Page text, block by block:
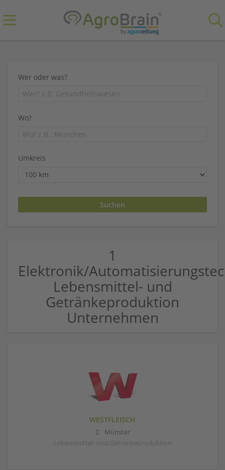
Wer oder was?
Wo?
Umkreis
1
Elektronik/
Lebensmittel- und
Getränkeproduktion
Unternehmen
WESTFLEISCH
Münster
Lebensmittel- und Getränkeproduktion